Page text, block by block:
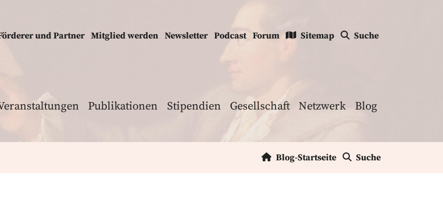
und Partner Mitglied werden Newsletter Podcast Forum Sitemap Suche
Publikationen Stipendien Gesellschaft Netzwerk Blog
Blog-Startseite Suche